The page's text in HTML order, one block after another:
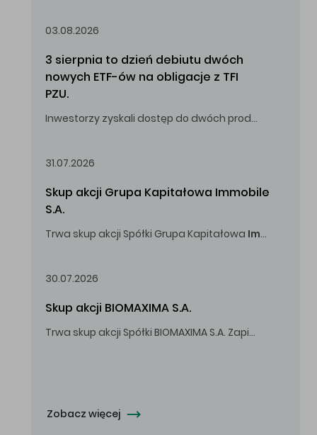
03.08.2026
3 sierpnia to dzień debiutu dwóch
nowych ETF-ów na obligacje z TFI
PZU.
Inwestorzy zyskali dostęp do dwóch produktów umożliwiających inwestowanie w obligacje skarbowe.
31.07.2026
Skup akcji Grupa Kapitałowa Immobile
S.A.
Trwa skup akcji Spółki Grupa Kapitałowa Immobile
30.07.2026
Skup akcji BIOMAXIMA S.A.
Trwa skup akcji Spółki BIOMAXIMA S.A. Zapisy do 4 sierpnia 2026 r. do godz. 16.00.
Zobacz więcej